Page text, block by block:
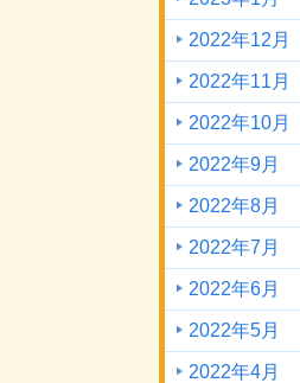
2022年12月
2022年11月
2022年10月
2022年9月
2022年8月
2022年7月
2022年6月
2022年5月
2022年4月